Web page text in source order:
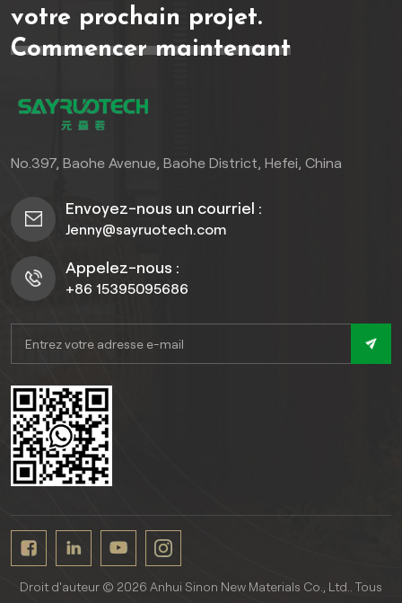
votre prochain projet.
Commencer maintenant
No.397, Baohe Avenue, Baohe District, Hefei, China
Envoyez-nous un courriel :
Jenny@sayruotech.com
Appelez-nous :
+86 15395095686
Droit d'auteur © 2026 Anhui Sinon New Materials Co., Ltd.. Tous